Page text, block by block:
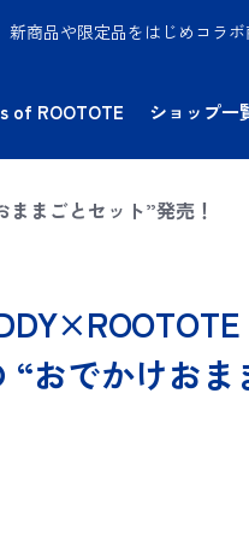
商品や限定品をはじめコラ
of ROOTOTE ショップ一
まごとセット”発売！
おでかけお